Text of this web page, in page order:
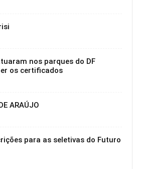
nos parques do DF
os certificados
ARAÚJO
para as seletivas do Futuro